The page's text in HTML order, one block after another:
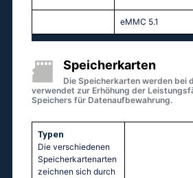
eMMC 5.1
Speicherkarten
Die Speicherkarten werden bei
verwendet zur Erhöhung der
Speichers für Datenaufbewahrung.
Typen
Die verschiedenen
Speicherkartenarten
zeichnen sich durch